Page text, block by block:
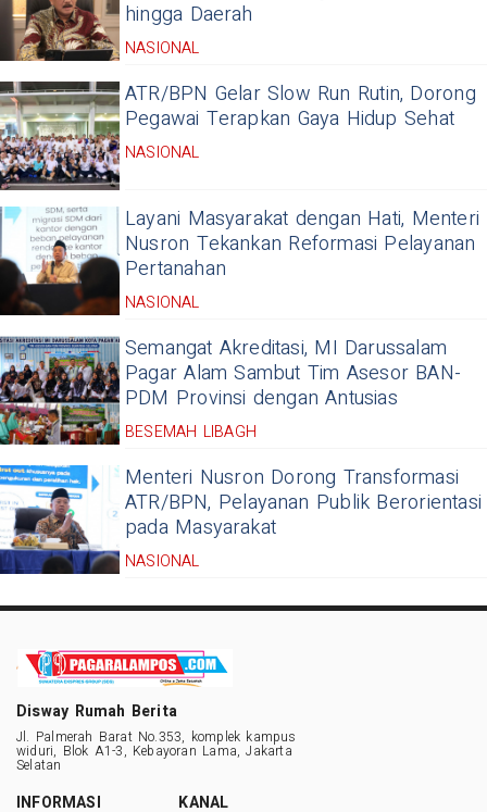
hingga Daerah
NASIONAL
ATR/BPN Gelar Slow Run Rutin, Dorong
Pegawai Terapkan Gaya Hidup Sehat
NASIONAL
Layani Masyarakat dengan Hati, Menteri
Nusron Tekankan Reformasi Pelayanan
Pertanahan
NASIONAL
Semangat Akreditasi, MI Darussalam
Pagar Alam Sambut Tim Asesor BAN-
PDM Provinsi dengan Antusias
BESEMAH LIBAGH
Menteri Nusron Dorong Transformasi
ATR/BPN, Pelayanan Publik Berorientasi
pada Masyarakat
NASIONAL
Disway Rumah Berita
Jl. Palmerah Barat No.353, komplek kampus
widuri, Blok A1-3, Kebayoran Lama, Jakarta
Selatan
INFORMASI
KANAL